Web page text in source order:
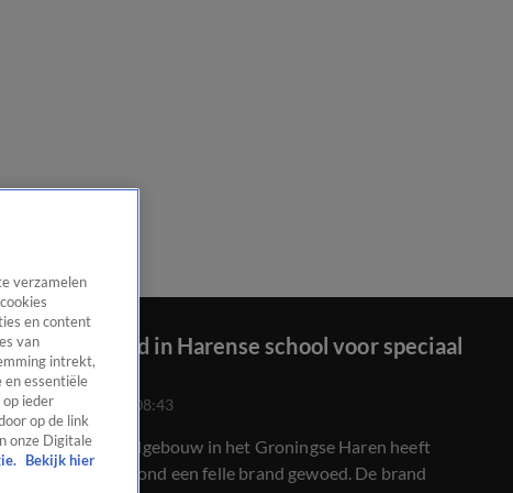
Felle brand in Harense school voor speciaal
onderwijs
22 aug 2024, 08:43
In een schoolgebouw in het Groningse Haren heeft
woensdagavond een felle brand gewoed. De brand
verzamelen
en content
van
intrekt,
en essentiële
ieder
op de link
onze Digitale
Bekijk hier